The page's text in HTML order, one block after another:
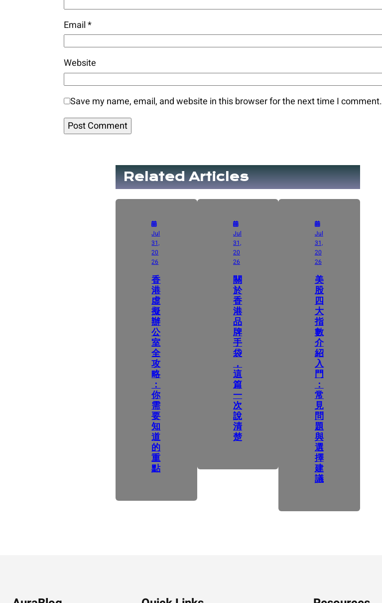
Email*
Website
Save my name, email, and website in this browser for the next time I comment.
Related Articles
Jul
31,
20
26
香
港
虛
擬
辦
公
室
全
攻
略
：
你
需
要
知
道
的
重
點
Jul
31,
20
26
關
於
香
港
品
牌
手
袋
，
這
篇
一
次
說
清
楚
Jul
31,
20
26
美
股
四
大
指
數
介
紹
入
門
：
常
見
問
題
與
選
擇
建
議